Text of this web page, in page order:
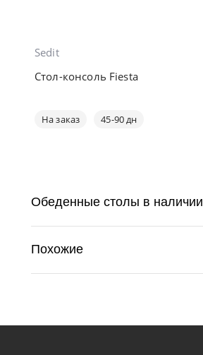
Sedit
Стол-консоль Fiesta
На заказ 45-90 дн
Обеденные столы в наличии
Похожие